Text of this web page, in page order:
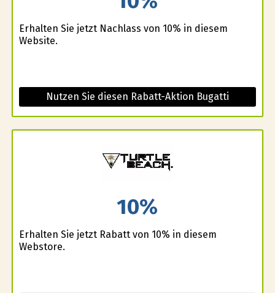
Erhalten Sie jetzt Nachlass von 10% in diesem
Website.
Nutzen Sie diesen Rabatt-Aktion Bugatti
10%
Erhalten Sie jetzt Rabatt von 10% in diesem
Webstore.